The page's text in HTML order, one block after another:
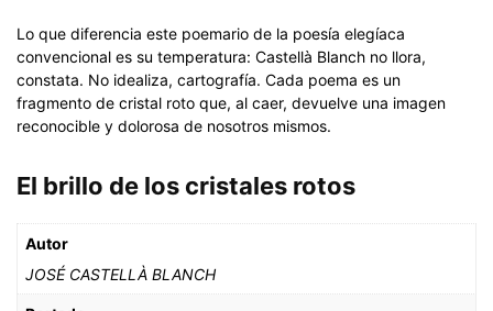
Lo que diferencia este poemario de la poesía elegíaca
convencional es su temperatura: Castellà Blanch no llora,
constata. No idealiza, cartografía. Cada poema es un
fragmento de cristal roto que, al caer, devuelve una imagen
reconocible y dolorosa de nosotros mismos.
El brillo de los cristales rotos
Autor
JOSÉ CASTELLÀ BLANCH